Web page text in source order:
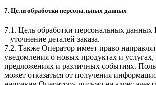
7. Цели обработки персональных данных
7.1. Цель обработки персональных данных
– уточнение деталей заказа.
7.2. Также Оператор имеет право
уведомления о новых продуктах и
предложениях и различных событиях.
может отказаться от получения